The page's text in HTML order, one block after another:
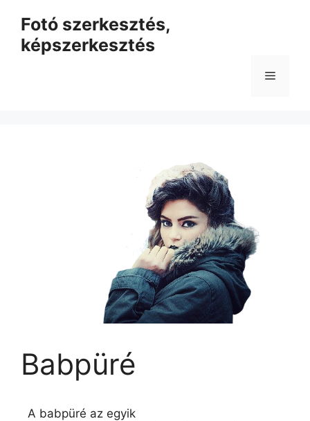
tartalomba
Fotó szerkesztés,
képszerkesztés
Menü
Babpüré
A babpüré az egyik